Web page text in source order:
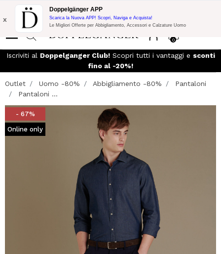
Promo Flash:
10% di Extra Sconto su 300$ di Acquisto con codice:
DOPPEL300
0
x
Doppelgänger APP
Scarica la Nuova APP! Scopri, Naviga e Acquista!
Le Migliori Offerte per Abbigliamento, Accessori e Calzature Uomo
Iscriviti al Doppelganger Club!Scopri tutti i vantaggi e sconti
fino al -20%!
Outlet Uomo -80% Abbigliamento -80%
Pantaloni
Pantaloni ...
- 67%
Online only